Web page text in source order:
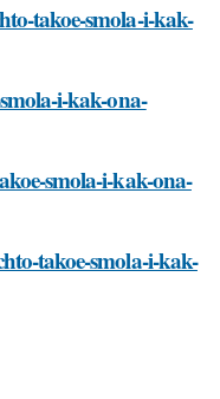
takoe-smola-i-kak-
i-kak-ona-
smola-i-kak-ona-
takoe-smola-i-kak-